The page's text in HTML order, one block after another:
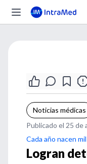
Noticias médicas
Publicado el 25 de
Cada año nacen
Logran